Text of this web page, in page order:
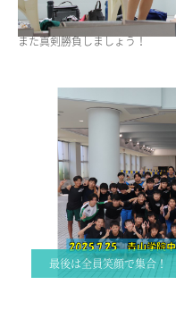
また真剣勝負しましょう！
最後は全員笑顔で集合！